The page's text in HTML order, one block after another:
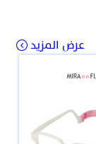
عرض المزيد